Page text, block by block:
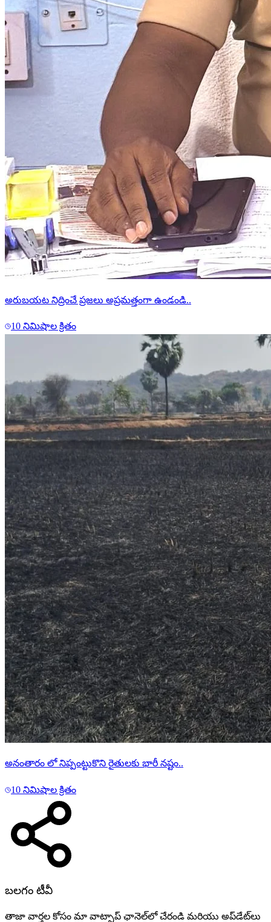
అరుబయట నిద్రించే ప్రజలు అప్రమత్తంగా ఉండండి..
10 నిమిషాల క్రితం
అనంతారం లో నిప్పంట్టుకొని రైతులకు భారీ నష్టం..
10 నిమిషాల క్రితం
బలగం టీవీ
తాజా వార్తల కోసం మా వాట్సాప్ ఛానెల్‌లో చేరండి మరియు అప్‌డేట్‌లు